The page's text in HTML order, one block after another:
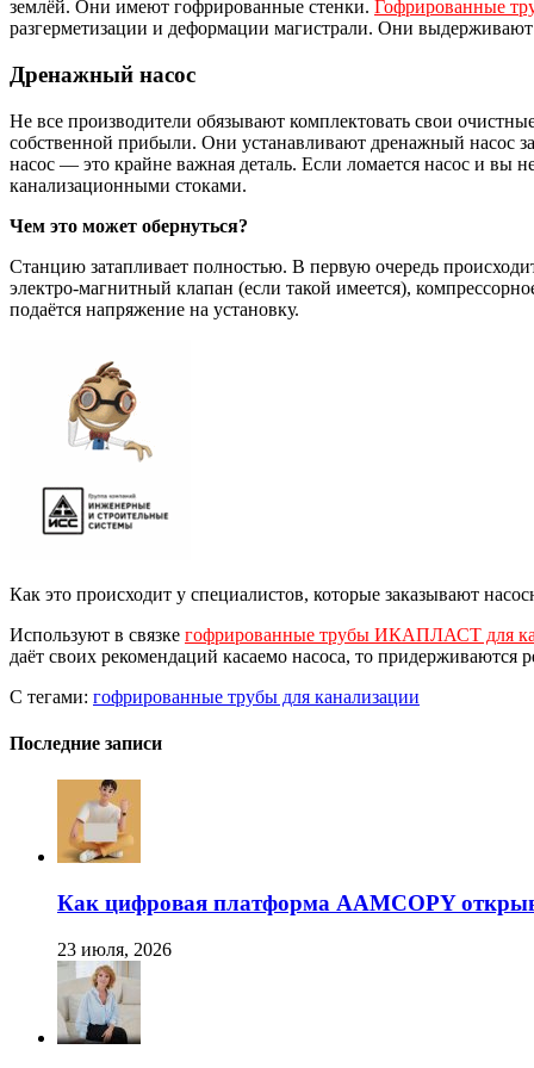
землёй. Они имеют гофрированные стенки. Гофрированные
разгерметизации и деформации магистрали. Они
Дренажный насос
Не все производители обязывают комплектовать свои
собственной прибыли. Они устанавливают дренажный насос
насос — это крайне важная деталь. Если ломается насос и
канализационными стоками.
Чем это может обернуться?
Станцию затапливает полностью. В первую очередь
электро-магнитный клапан (если такой имеется),
подаётся напряжение на установку.
Как это происходит у специалистов, которые заказывают
Используют в связке гофрированные трубы ИКАПЛАСТ для
даёт своих рекомендаций касаемо насоса, то
С тегами: гофрированные трубы для канализации
Последние записи
Как цифровая платформа AAMCOPY
23 июля, 2026